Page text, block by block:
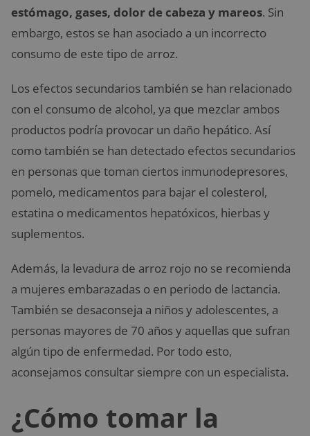
estómago, gases, dolor de cabeza y mareos. Sin
embargo, estos se han asociado a un incorrecto
consumo de este tipo de arroz.
Los efectos secundarios también se han relacionado
con el consumo de alcohol, ya que mezclar ambos
productos podría provocar un daño hepático. Así
como también se han detectado efectos secundarios
en personas que toman ciertos inmunodepresores,
pomelo, medicamentos para bajar el colesterol,
estatina o medicamentos hepatóxicos, hierbas y
suplementos.
Además, la levadura de arroz rojo no se recomienda
a mujeres embarazadas o en periodo de lactancia.
También se desaconseja a niños y adolescentes, a
personas mayores de 70 años y aquellas que sufran
algún tipo de enfermedad. Por todo esto,
aconsejamos consultar siempre con un especialista.
¿Cómo tomar la